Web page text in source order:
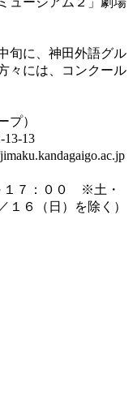
旬に、神田外語グル
々には、コンクール
）
13
１７：００ ※土・
１６（日）を除く）